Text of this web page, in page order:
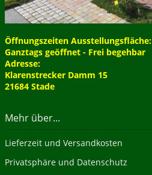
Öffnungszeiten Ausstellungsfläche:
Ganztags geöffnet - Frei begehbar
Adresse:
Klarenstrecker Damm 15
21684 Stade
Mehr über...
Lieferzeit und Versandkosten
Privatsphäre und Datenschutz